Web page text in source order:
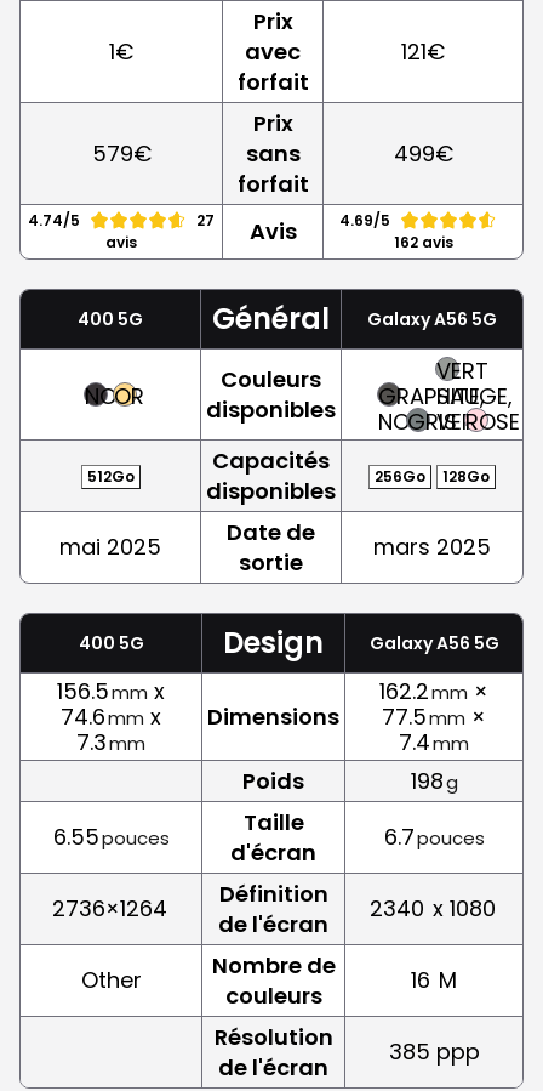
1€
Prix
avec
forfait
121€
579€
Prix
sans
forfait
499€
4.74/5
27
avis
Avis
4.69/5
162 avis
400 5G Général Galaxy A56 5G
NOIR
OR
Couleurs
disponibles
GRAPHITE,
NOIRGRIS
VERT
SAUGE,
VERTROSE
512Go
Capacités
disponibles
256Go 128Go
mai 2025
Date de
sortie
mars 2025
400 5G Design Galaxy A56 5G
156.5mm x
74.6mm x
7.3mm
Dimensions
162.2mm ×
77.5mm ×
7.4mm
Poids 198g
6.55pouces
Taille
d'écran
6.7pouces
2736×1264
Définition
de l'écran
2340 x 1080
Other
Nombre de
couleurs
16 M
Résolution
de l'écran
385 ppp